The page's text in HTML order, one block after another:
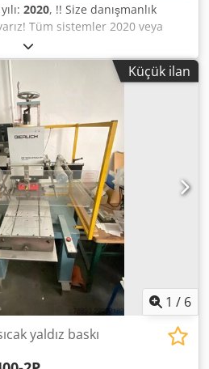
2020, !! Size danışmanlık
Tüm sistemler 2020 veya
kadar kullanılmıştır 7 x Domino
şimdi 1900€ 1 x 8 kafalı
fiyatı 18.000€ şimdi 8.000€ 3 x
ile yeni fiyatı 10.000€ şimdi
1250€ 1x Edding Sıralı 1000€
Alman tüm HP kartuşları için
2 cihaz alımında indirim
Aafock
Küçük ilan
1 / 6
yaldız baskı